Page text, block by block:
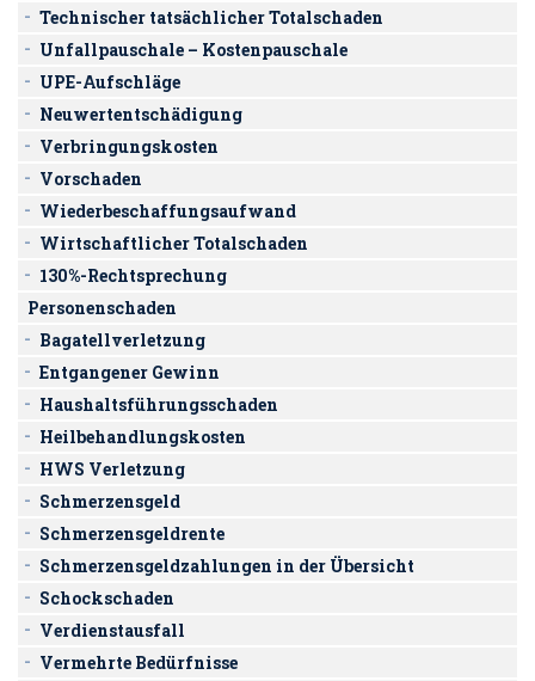
Technischer tatsächlicher Totalschaden
Unfallpauschale – Kostenpauschale
UPE-Aufschläge
Neuwertentschädigung
Verbringungskosten
Vorschaden
Wiederbeschaffungsaufwand
Wirtschaftlicher Totalschaden
130%-Rechtsprechung
Personenschaden
Bagatellverletzung
Entgangener Gewinn
Haushaltsführungsschaden
Heilbehandlungskosten
HWS Verletzung
Schmerzensgeld
Schmerzensgeldrente
Schmerzensgeldzahlungen in der Übersicht
Schockschaden
Verdienstausfall
Vermehrte Bedürfnisse